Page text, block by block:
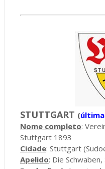
STUTTGART (
Nome completo:
Stuttgart 1893
Cidade: Stuttgart
Apelido: Die Schwaben,